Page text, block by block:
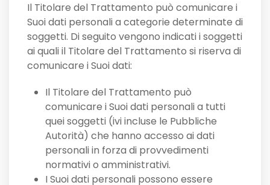
Il Titolare del Trattamento può comunicare i
Suoi dati personali a categorie determinate di
soggetti. Di seguito vengono indicati i soggetti
ai quali il Titolare del Trattamento si riserva di
comunicare i Suoi dati:
Il Titolare del Trattamento può
comunicare i Suoi dati personali a tutti
quei soggetti (ivi incluse le Pubbliche
Autorità) che hanno accesso ai dati
personali in forza di provvedimenti
normativi o amministrativi.
I Suoi dati personali possono essere